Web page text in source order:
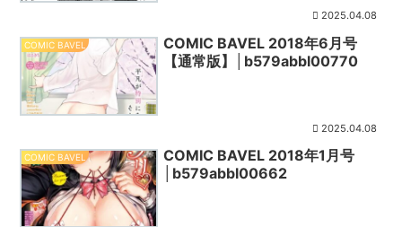
2025.04.08
COMIC BAVEL
COMIC BAVEL 2018年6月号
【通常版】│b579abbl00770
2025.04.08
COMIC BAVEL
COMIC BAVEL 2018年1月号
│b579abbl00662